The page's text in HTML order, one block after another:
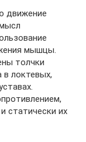
движение
мышцы.
толчки
в локтевых,
статически их